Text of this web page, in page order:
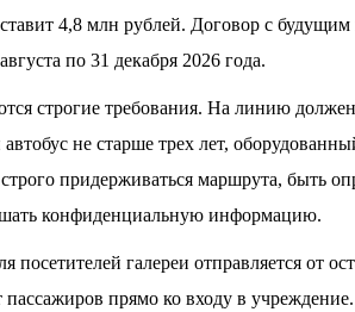
4,8 млн рублей. Договор с
по 31 декабря 2026 года.
строгие требования. На линию
не старше трех лет,
придерживаться маршрута, быть
конфиденциальную информацию.
посетителей галереи отправляется от
пассажиров прямо ко входу в